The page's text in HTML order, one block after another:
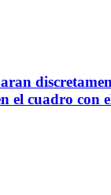
el cuadro con